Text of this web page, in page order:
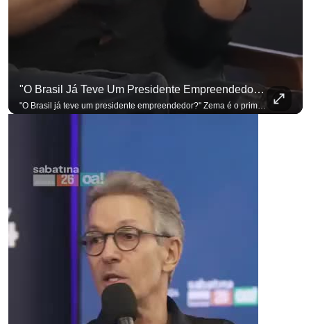
"O Brasil Já Teve Um Presidente Empreendedor?"
"O Brasil já teve um presidente empreendedor?" Zema é o primeiro a sentar na cadeira. Outros três presidenciáveis ainda vão passar por ela. A Sabatina Presidencial está no ar, com perguntas que vieram de uma pesquisa inédita com empresários. Acompanhe AO VIVO no YouTube do G4 Business. Se você busca informação com credibilidade, inscreva-se agora e ative o
para não perder nenhuma